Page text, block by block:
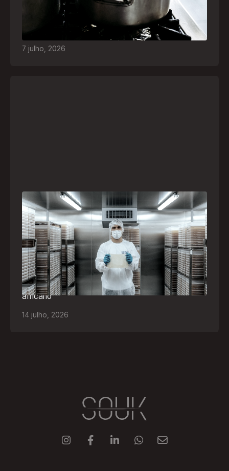
para espantar o frio voltam a ser comuns. Saiba
quais são os riscos e como agir em caso de
7 julho 2026
A paranaense Vuelo Pharma é uma das 13
empresas brasileiras selecionadas para
representar o Brasil na maior feira de
negócios de Angola
Empresa participará da FILDA 2026, em Luanda,
levando tecnologias brasileiras para tratamento de
feridas, ostomia e proteção cutânea ao mercado
africano
14 julho, 2026
    